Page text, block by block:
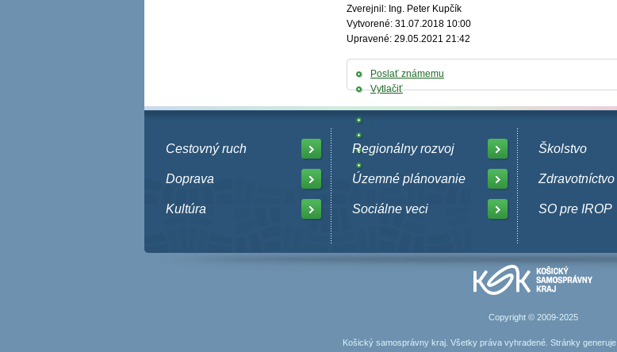
Zverejnil: Ing. Peter Kupčík
Vytvorené: 31.07.2018 10:00
Upravené: 29.05.2021 21:42
Poslať známemu
Vytlačiť
Cestovný ruch
Doprava
Kultúra
Regionálny rozvoj
Územné plánovanie
Sociálne veci
Školstvo
Zdravotníctvo
SO pre IROP
Copyright © 2009-2025
Košický samosprávny kraj. Všetky práva vyhradené. Stránky generuje